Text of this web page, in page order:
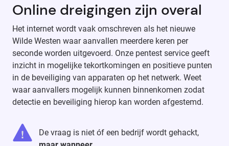
Online dreigingen zijn overal
Het internet wordt vaak omschreven als het nieuwe
Wilde Westen waar aanvallen meerdere keren per
seconde worden uitgevoerd. Onze pentest service geeft
inzicht in mogelijke tekortkomingen en positieve punten
in de beveiliging van apparaten op het netwerk. Weet
waar aanvallers mogelijk kunnen binnenkomen zodat
detectie en beveiliging hierop kan worden afgestemd.
De vraag is niet óf een bedrijf wordt gehackt,